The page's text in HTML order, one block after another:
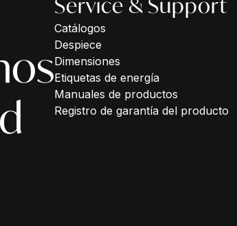
Catálogos
Despiece
Dimensiones
Etiquetas de energía
Manuales de productos
Registro de garantía del producto